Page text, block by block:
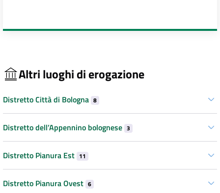
Altri luoghi di erogazione
Distretto Città di Bologna 8
Distretto dell’Appennino bolognese 3
Distretto Pianura Est 11
Distretto Pianura Ovest 6